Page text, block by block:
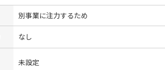
別事業に注力するため
なし
未設定